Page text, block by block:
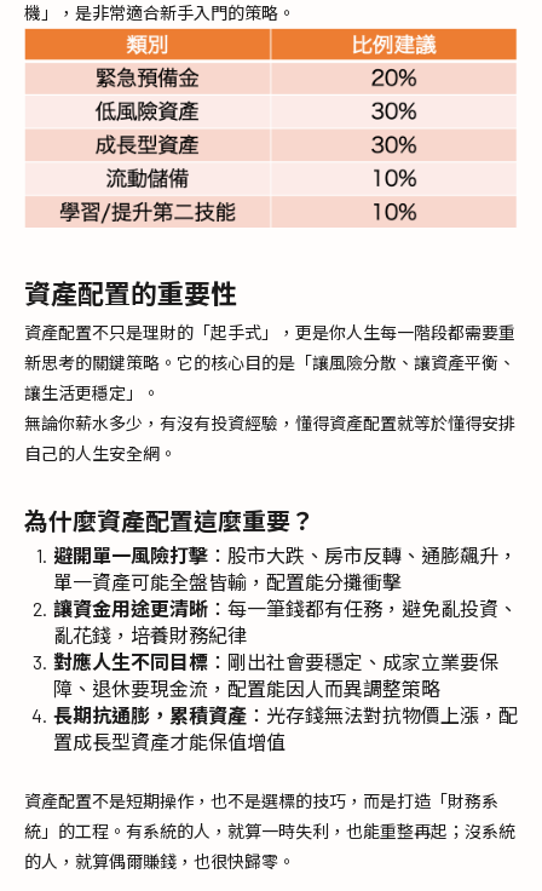
機」，是非常適合新手入門的策略。
資產配置的重要性
資產配置不只是理財的「起手式」，更是你人生每一階段都需要重
新思考的關鍵策略。它的核心目的是「讓風險分散、讓資產平衡、
讓生活更穩定」。
無論你薪水多少，有沒有投資經驗，懂得資產配置就等於懂得安排
自己的人生安全網。
為什麼資產配置這麼重要？
避開單一風險打擊 ：股市大跌、房市反轉、通膨飆升，
單一資產可能全盤皆輸，配置能分攤衝擊
讓資金用途更清晰 ：每一筆錢都有任務，避免亂投資、
亂花錢，培養財務紀律
對應人生不同目標 ：剛出社會要穩定、成家立業要保
障、退休要現金流，配置能因人而異調整策略
長期抗通膨，累積資產 ：光存錢無法對抗物價上漲，配
置成長型資產才能保值增值
資產配置不是短期操作，也不是選標的技巧，而是打造「財務系
統」的工程。有系統的人，就算一時失利，也能重整再起；沒系統
的人，就算偶爾賺錢，也很快歸零。